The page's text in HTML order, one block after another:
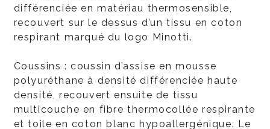
différenciée en matériau thermosensible,
recouvert sur le dessus d’un tissu en coton
respirant marqué du logo Minotti.
Coussins : coussin d’assise en mousse
polyuréthane à densité différenciée haute
densité, recouvert ensuite de tissu
multicouche en fibre thermocollée respirante
et toile en coton blanc hypoallergénique. Le